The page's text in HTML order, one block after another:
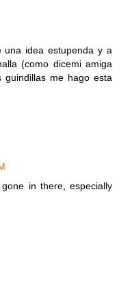
una idea estupenda y a
(como dicemi amiga
guindillas me hago esta
in there, especially